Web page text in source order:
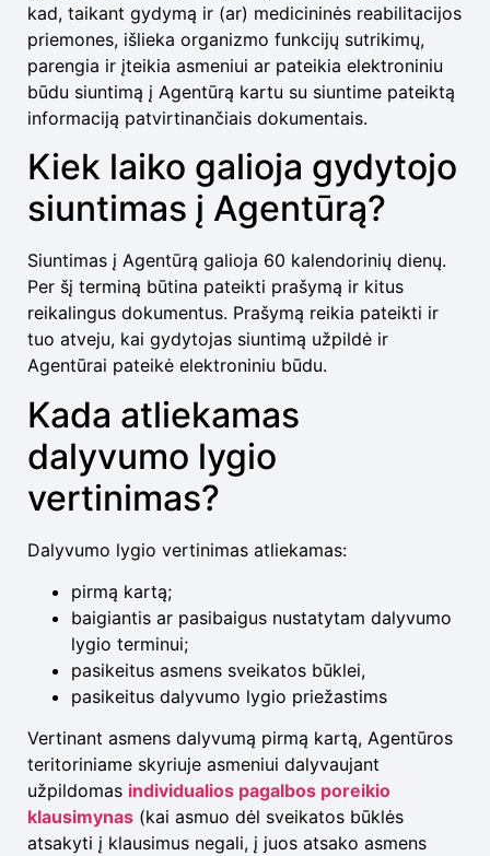
kad, taikant gydymą ir (ar) medicininės reabilitacijos
priemones, išlieka organizmo funkcijų sutrikimų,
parengia ir įteikia asmeniui ar pateikia elektroniniu
būdu siuntimą į Agentūrą kartu su siuntime pateiktą
informaciją patvirtinančiais dokumentais.
Kiek laiko galioja gydytojo
siuntimas į Agentūrą?
Siuntimas į Agentūrą galioja 60 kalendorinių dienų.
Per šį terminą būtina pateikti prašymą ir kitus
reikalingus dokumentus. Prašymą reikia pateikti ir
tuo atveju, kai gydytojas siuntimą užpildė ir
Agentūrai pateikė elektroniniu būdu.
Kada atliekamas
dalyvumo lygio
vertinimas?
Dalyvumo lygio vertinimas atliekamas:
pirmą kartą;
baigiantis ar pasibaigus nustatytam dalyvumo
lygio terminui;
pasikeitus asmens sveikatos būklei,
pasikeitus dalyvumo lygio priežastims
Vertinant asmens dalyvumą pirmą kartą, Agentūros
teritoriniame skyriuje asmeniui dalyvaujant
užpildomas individualios pagalbos poreikio
klausimynas (kai asmuo dėl sveikatos būklės
atsakyti į klausimus negali, į juos atsako asmens